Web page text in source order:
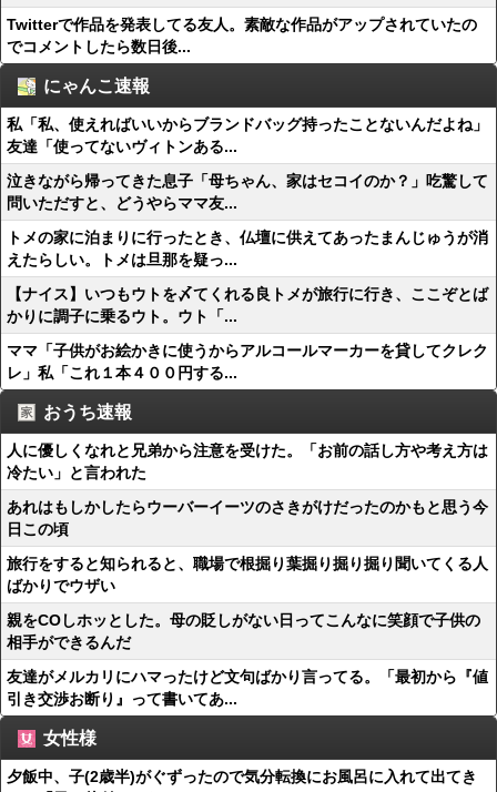
Twitterで作品を発表してる友人。素敵な作品がアップされていたの
でコメントしたら数日後...
にゃんこ速報
私「私、使えればいいからブランドバッグ持ったことないんだよね」
友達「使ってないヴィトンある...
泣きながら帰ってきた息子「母ちゃん、家はセコイのか？」吃驚して
問いただすと、どうやらママ友...
トメの家に泊まりに行ったとき、仏壇に供えてあったまんじゅうが消
えたらしい。トメは旦那を疑っ...
【ナイス】いつもウトを〆てくれる良トメが旅行に行き、ここぞとば
かりに調子に乗るウト。ウト「...
ママ「子供がお絵かきに使うからアルコールマーカーを貸してクレク
レ」私「これ１本４００円する...
おうち速報
人に優しくなれと兄弟から注意を受けた。「お前の話し方や考え方は
冷たい」と言われた
あれはもしかしたらウーバーイーツのさきがけだったのかもと思う今
日この頃
旅行をすると知られると、職場で根掘り葉掘り掘り掘り聞いてくる人
ばかりでウザい
親をCOしホッとした。母の貶しがない日ってこんなに笑顔で子供の
相手ができるんだ
友達がメルカリにハマったけど文句ばかり言ってる。「最初から『値
引き交渉お断り』って書いてあ...
女性様
夕飯中、子(2歳半)がぐずったので気分転換にお風呂に入れて出てき